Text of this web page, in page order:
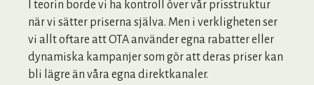
I teorin borde vi ha kontroll över vår prisstruktur
när vi sätter priserna själva. Men i verkligheten ser
vi allt oftare att OTA använder egna rabatter eller
dynamiska kampanjer som gör att deras priser kan
bli lägre än våra egna direktkanaler.